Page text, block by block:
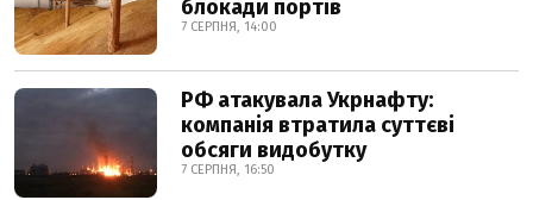
блокади портів
7 СЕРПНЯ, 14:00
РФ атакувала Укрнафту:
компанія втратила суттєві
обсяги видобутку
7 СЕРПНЯ, 16:50